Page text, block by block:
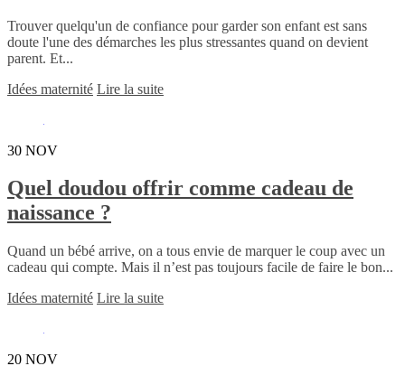
Trouver quelqu'un de confiance pour garder son enfant est sans
doute l'une des démarches les plus stressantes quand on devient
parent. Et...
Idées maternité Lire la suite
30 NOV
Quel doudou offrir comme cadeau de
naissance ?
Quand un bébé arrive, on a tous envie de marquer le coup avec un
cadeau qui compte. Mais il n’est pas toujours facile de faire le bon...
Idées maternité Lire la suite
20 NOV